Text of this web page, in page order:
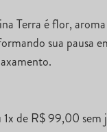
Terra é flor,
sua pausa
1x deR$99,00 sem